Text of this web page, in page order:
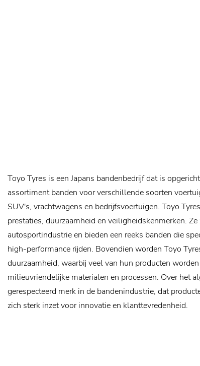
Toyo Tyres is een Japans bandenbedrijf dat is
assortiment banden voor verschillende soorten
SUV's, vrachtwagens en bedrijfsvoertuigen. Toyo
prestaties, duurzaamheid en veiligheidskenmerken.
autosportindustrie en bieden een reeks banden die
high-performance rijden. Bovendien worden Toyo
duurzaamheid, waarbij veel van hun producten
milieuvriendelijke materialen en processen. Over het
gerespecteerd merk in de bandenindustrie, dat
zich sterk inzet voor innovatie en klanttevredenheid.